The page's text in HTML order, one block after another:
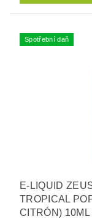
Spotřební daň
E-LIQUID
TROPICAL
CITRÓN) 10ML